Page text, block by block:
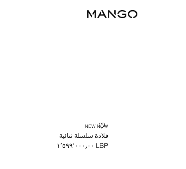
NEW NOW
قلادة سلسلة ثنائية
قلادة سلسلة ثنائية
السعر الحالي [LBP ١٬٥٩٩٬٠٠٠٫٠٠ ]
LBP ١٬٥٩٩٬٠٠٠٫٠٠